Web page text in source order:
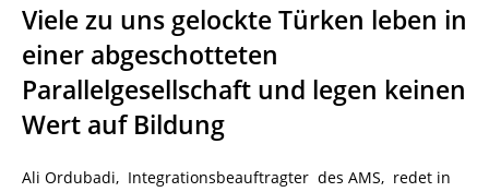
Viele zu uns gelockte Türken leben in
einer abgeschotteten
Parallelgesellschaft und legen keinen
Wert auf Bildung
Ali Ordubadi, Integrationsbeauftragter des AMS, redet in